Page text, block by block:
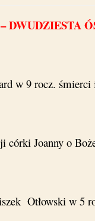
DWUDZIESTA
w 9 rocz. śmierci
córki Joanny o
Otłowski w 5